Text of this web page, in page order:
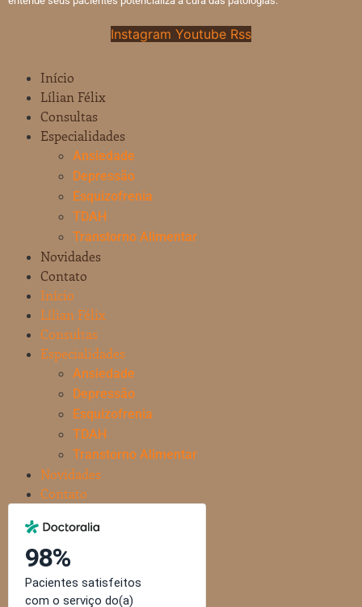
Instagram Youtube Rss
Início
Lílian Félix
Consultas
Especialidades
Ansiedade
Depressão
Esquizofrenia
TDAH
Transtorno Alimentar
Novidades
Contato
Início
Lílian Félix
Consultas
Especialidades
Ansiedade
Depressão
Esquizofrenia
TDAH
Transtorno Alimentar
Novidades
Contato